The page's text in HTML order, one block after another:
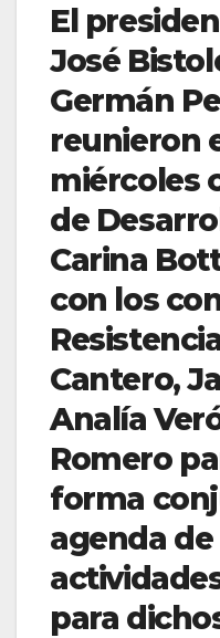
El
José
Germán
reunieron
miércoles
de
Carina
con los
Cantero,
Analía
Romero
forma
agenda
para